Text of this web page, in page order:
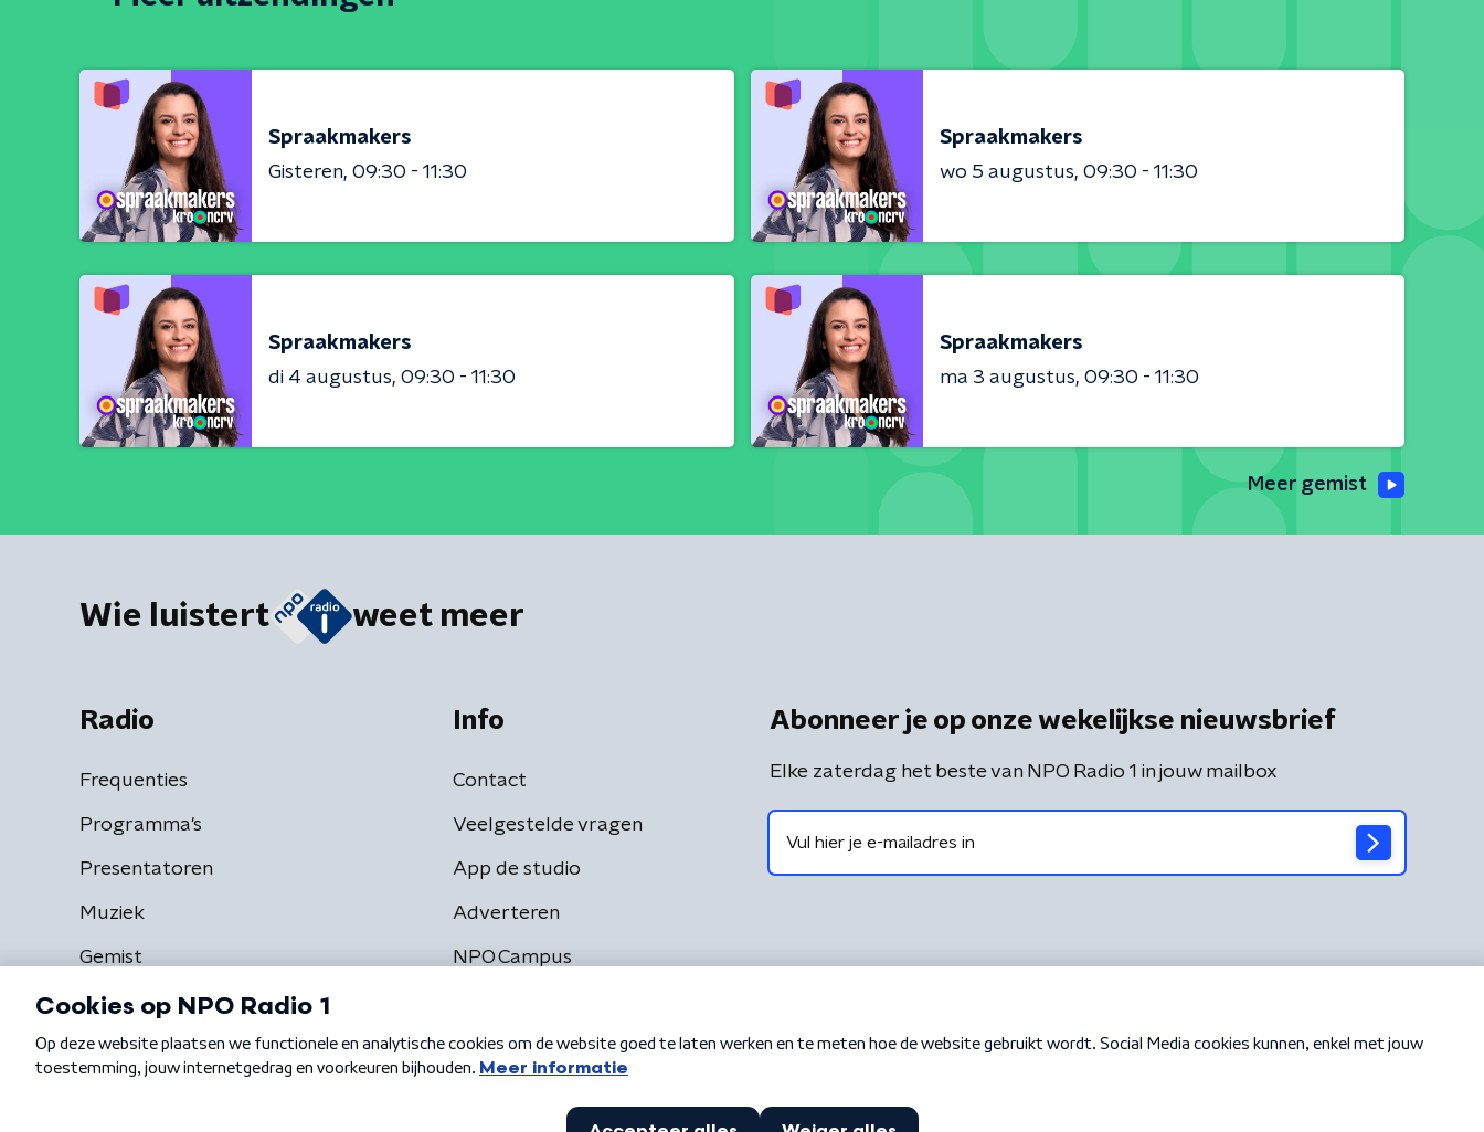
Spraakmakers
Gisteren 09:30 - 11:30
Spraakmakers
wo 5 augustus 09:30 - 11:30
Spraakmakers
di 4 augustus 09:30 - 11:30
Spraakmakers
ma 3 augustus 09:30 - 11:30
Meer gemist
Wie luistert weet meer
Radio
Frequenties
Programma's
Presentatoren
Muziek
Gemist
Info
Contact
Veelgestelde vragen
App de studio
Adverteren
NPO Campus
Abonneer je op onze wekelijkse nieuwsbrief
Elke zaterdag het beste van NPO Radio 1 in jouw mailbox
Algemene voorwaarden Privacybeleid